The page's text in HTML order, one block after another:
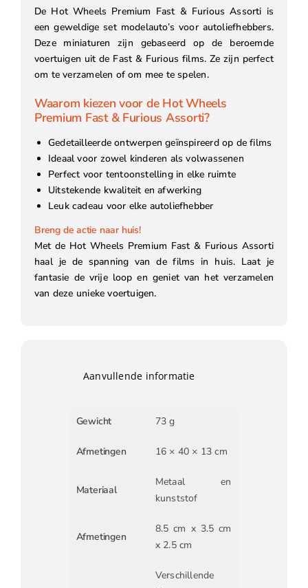
De Hot Wheels Premium Fast & Furious Assorti is
een geweldige set modelauto’s voor autoliefhebbers.
Deze miniaturen zijn gebaseerd op de beroemde
voertuigen uit de Fast & Furious films. Ze zijn perfect
om te verzamelen of om mee te spelen.
Waarom kiezen voor de Hot Wheels
Premium Fast & Furious Assorti?
Gedetailleerde ontwerpen geïnspireerd op de films
Ideaal voor zowel kinderen als volwassenen
Perfect voor tentoonstelling in elke ruimte
Uitstekende kwaliteit en afwerking
Leuk cadeau voor elke autoliefhebber
Breng de actie naar huis!
Met de Hot Wheels Premium Fast & Furious Assorti
haal je de spanning van de films in huis. Laat je
fantasie de vrije loop en geniet van het verzamelen
van deze unieke voertuigen.
Aanvullende informatie
Gewicht 73 g
Afmetingen 16 × 40 × 13 cm
Materiaal
Metaal en
kunststof
Afmetingen
8.5 cm x 3.5 cm
x 2.5 cm
Verschillende